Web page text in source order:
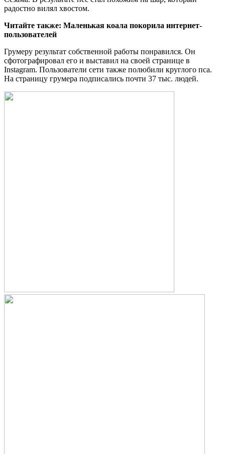
радостно вилял хвостом.
Читайте также: Маленькая коала покорила интернет-
пользователей
Грумеру результат собственной работы понравился. Он
сфотографировал его и выставил на своей странице в
Instagram. Пользователи сети также полюбили круглого пса.
На страницу грумера подписались почти 37 тыс. людей.